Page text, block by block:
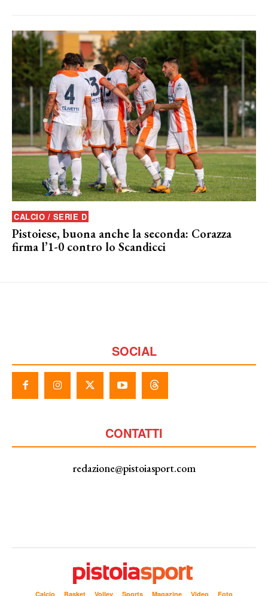
CALCIO / SERIE D
Pistoiese, buona anche la seconda: Corazza
firma l’1-0 contro lo Scandicci
SOCIAL
CONTATTI
redazione@pistoiasport.com
Calcio Basket Volley Sports Magazine Video Foto